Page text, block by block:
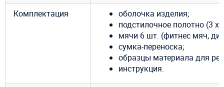
Комплектация
оболочка изделия;
подстилочное полотно (3 х
мячи 6 шт. (фитнес мяч,
сумка-переноска;
образцы материала для
инструкция.